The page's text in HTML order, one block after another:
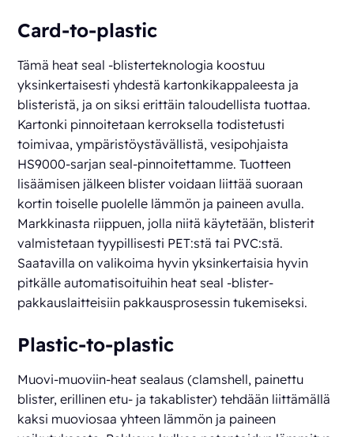
Card-to-plastic
Tämä heat seal -blisterteknologia koostuu
yksinkertaisesti yhdestä kartonkikappaleesta ja
blisteristä, ja on siksi erittäin taloudellista tuottaa.
Kartonki pinnoitetaan kerroksella todistetusti
toimivaa, ympäristöystävällistä, vesipohjaista
HS9000-sarjan seal-pinnoitettamme. Tuotteen
lisäämisen jälkeen blister voidaan liittää suoraan
kortin toiselle puolelle lämmön ja paineen avulla.
Markkinasta riippuen, jolla niitä käytetään, blisterit
valmistetaan tyypillisesti PET:stä tai PVC:stä.
Saatavilla on valikoima hyvin yksinkertaisia hyvin
pitkälle automatisoituihin heat seal -blister-
pakkauslaitteisiin pakkausprosessin tukemiseksi.
Plastic-to-plastic
Muovi-muoviin-heat sealaus (clamshell, painettu
blister, erillinen etu- ja takablister) tehdään liittämällä
kaksi muoviosaa yhteen lämmön ja paineen